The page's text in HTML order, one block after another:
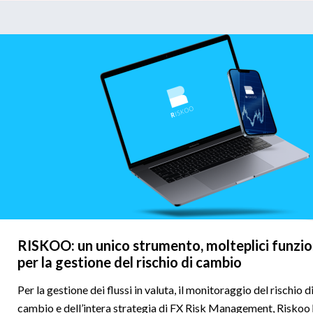
RISKOO: un unico strumento, molteplici
per la gestione del rischio di cambio
Per la gestione dei flussi in valuta, il monitoraggio del rischio di
cambio e dell’intera strategia di FX Risk Management, Riskoo